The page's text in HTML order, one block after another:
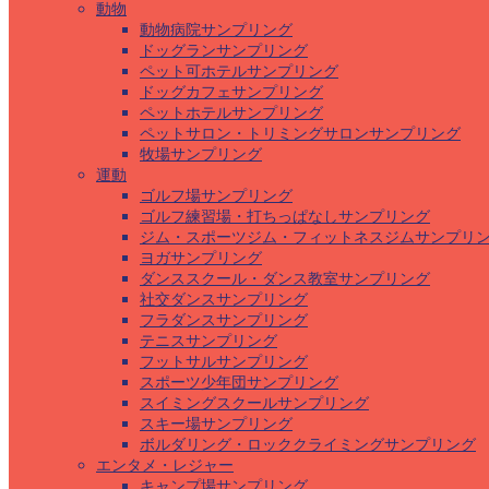
動物
動物病院サンプリング
ドッグランサンプリング
ペット可ホテルサンプリング
ドッグカフェサンプリング
ペットホテルサンプリング
ペットサロン・トリミングサロンサンプリング
牧場サンプリング
運動
ゴルフ場サンプリング
ゴルフ練習場・打ちっぱなしサンプリング
ジム・スポーツジム・フィットネスジムサンプリ
ヨガサンプリング
ダンススクール・ダンス教室サンプリング
社交ダンスサンプリング
フラダンスサンプリング
テニスサンプリング
フットサルサンプリング
スポーツ少年団サンプリング
スイミングスクールサンプリング
スキー場サンプリング
ボルダリング・ロッククライミングサンプリング
エンタメ・レジャー